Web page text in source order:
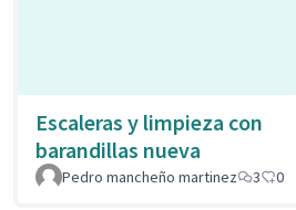
Escaleras y limpieza con
barandillas nueva
Pedro mancheño martinez 3 0